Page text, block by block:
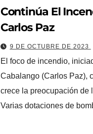
Continúa El
Carlos Paz
9 DE OCTUBRE DE 2023
El foco de incendio,
Cabalango (Carlos Paz),
crece la preocupación de
Varias dotaciones de